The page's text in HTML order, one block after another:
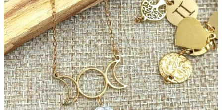
peuvent
être
choisies
sur
la
page
du
produit